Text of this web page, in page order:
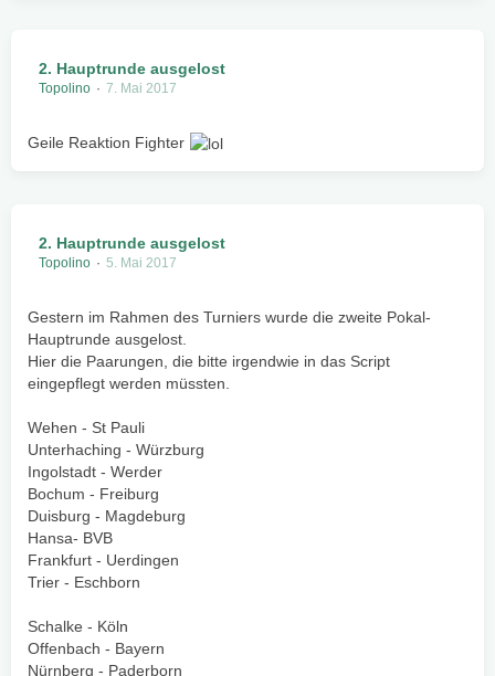
2. Hauptrunde ausgelost
Topolino 7. Mai 2017
Geile Reaktion Fighter
2. Hauptrunde ausgelost
Topolino 5. Mai 2017
Gestern im Rahmen des Turniers wurde die zweite Pokal-
Hauptrunde ausgelost.
Hier die Paarungen, die bitte irgendwie in das Script
eingepflegt werden müssten.
Wehen - St Pauli
Unterhaching - Würzburg
Ingolstadt - Werder
Bochum - Freiburg
Duisburg - Magdeburg
Hansa- BVB
Frankfurt - Uerdingen
Trier - Eschborn
Schalke - Köln
Offenbach - Bayern
Nürnberg - Paderborn